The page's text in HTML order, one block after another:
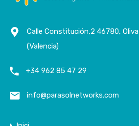
Calle Constitución,2 46780, Oliva
(Valencia)
+34 962 85 47 29
info@parasolnetworks.com